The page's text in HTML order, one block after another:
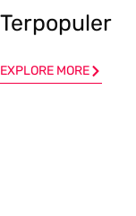
Terpopuler
EXPLORE MORE